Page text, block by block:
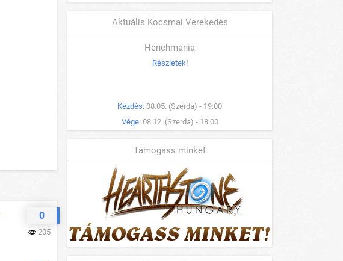
0
205
Aktuális Kocsmai Verekedés
Henchmania
Részletek!
Kezdés: 08.05. (Szerda) - 19:00
Vége: 08.12. (Szerda) - 18:00
Támogass minket